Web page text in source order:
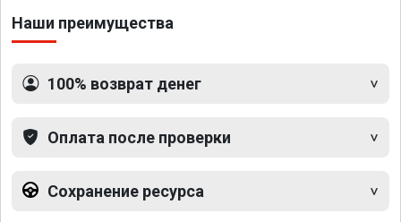
Наши преимущества
100% возврат денег
Оплата после проверки
Сохранение ресурса